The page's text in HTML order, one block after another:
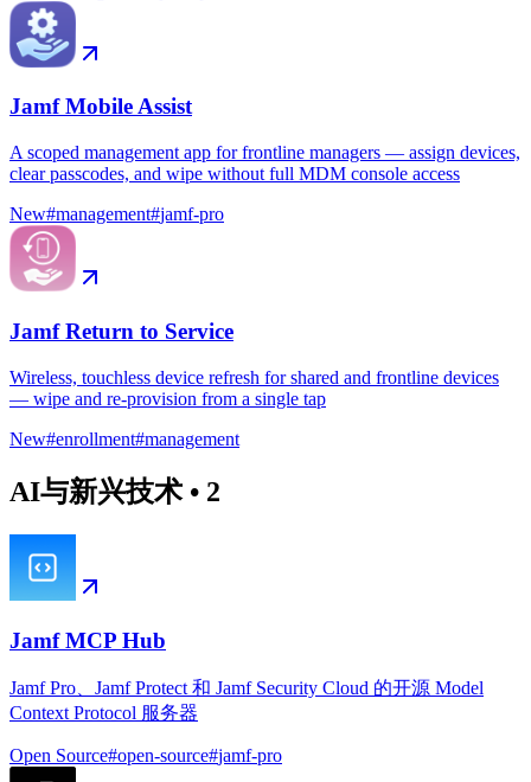
Jamf Mobile Assist
A scoped management app for frontline managers — assign devices,
clear passcodes, and wipe without full MDM console access
New#management#jamf-pro
Jamf Return to Service
Wireless, touchless device refresh for shared and frontline devices
— wipe and re-provision from a single tap
New#enrollment#management
AI与新兴技术• 2
Jamf MCP Hub
Jamf Pro、Jamf Protect 和 Jamf Security Cloud 的开源 Model
Context Protocol 服务器
Open Source#open-source#jamf-pro